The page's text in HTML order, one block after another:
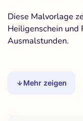
Diese Malvorlage
Heiligenschein und
Ausmalstunden.
Mehr zeigen